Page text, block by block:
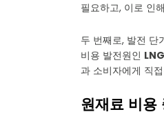
필요하고, 이로 인
두 번째로, 발전 단
비용 발전원인 LNG
과 소비자에게 직
원재료 비용